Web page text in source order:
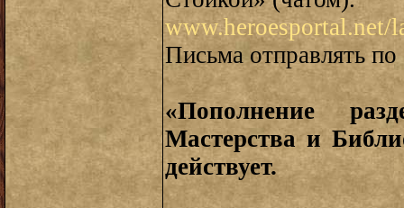
www.heroesportal.net/
Письма отправлять
«Пополнение
Мастерства и
действует.